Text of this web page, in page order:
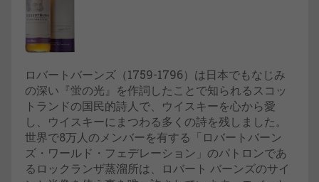
ロバートバーンズ（1759-1796）は日本でもなじみ
の深い『蛍の光』を作詞したことで知られるスコッ
トランドの国民的詩人で、ウイスキーを心から愛
し、ウイスキーにまつわる多くの詩を残しました。
世界で8万人のメンバーを有する「ロバートバーン
ズ・ワールド・フェデレーション」のパトロンであ
るロックランザ蒸溜所は、ロバート バーンズのサイ